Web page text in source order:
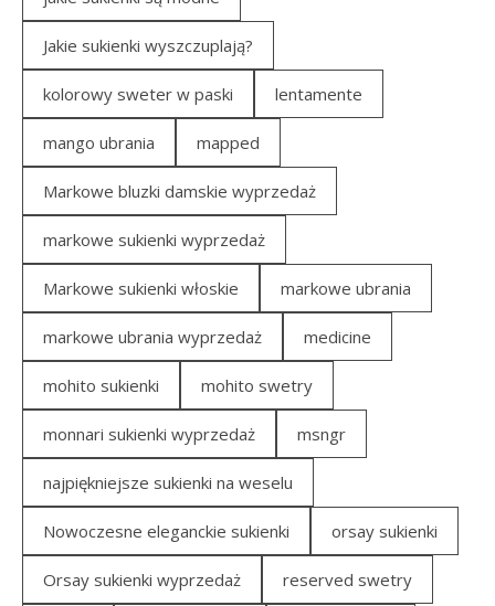
Jakie sukienki wyszczuplają?
kolorowy sweter w paski lentamente
mango ubrania mapped
Markowe bluzki damskie wyprzedaż
markowe sukienki wyprzedaż
Markowe sukienki włoskie markowe ubrania
markowe ubrania wyprzedaż medicine
mohito sukienki mohito swetry
monnari sukienki wyprzedaż msngr
najpiękniejsze sukienki na weselu
Nowoczesne eleganckie sukienki orsay sukienki
Orsay sukienki wyprzedaż reserved swetry